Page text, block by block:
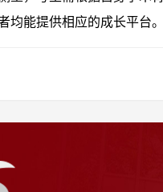
均能提供相应的成长平台。